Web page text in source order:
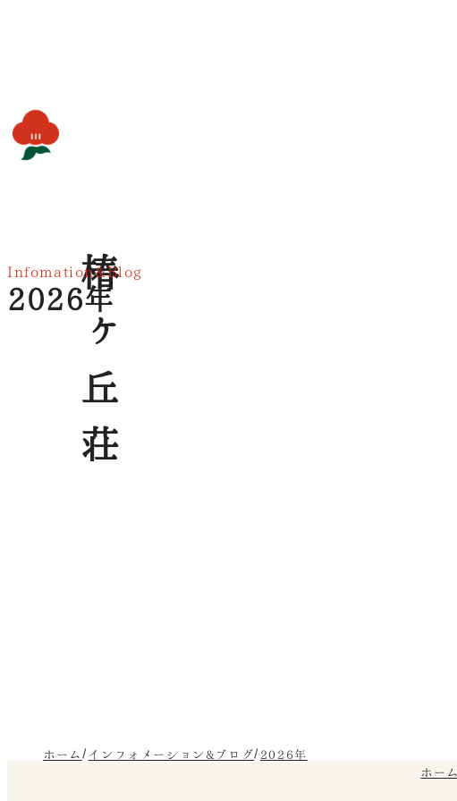
椿ヶ丘荘
Infomation&Blog
2026年
ホーム インフォメーション&ブログ 2026年
ホーム